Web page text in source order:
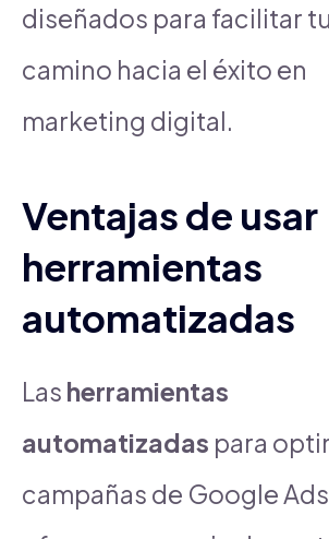
diseñados para facilitar tu
camino hacia el éxito en
marketing digital.
Ventajas de usar
herramientas
automatizadas
Las herramientas
automatizadas para
campañas de Google Ads